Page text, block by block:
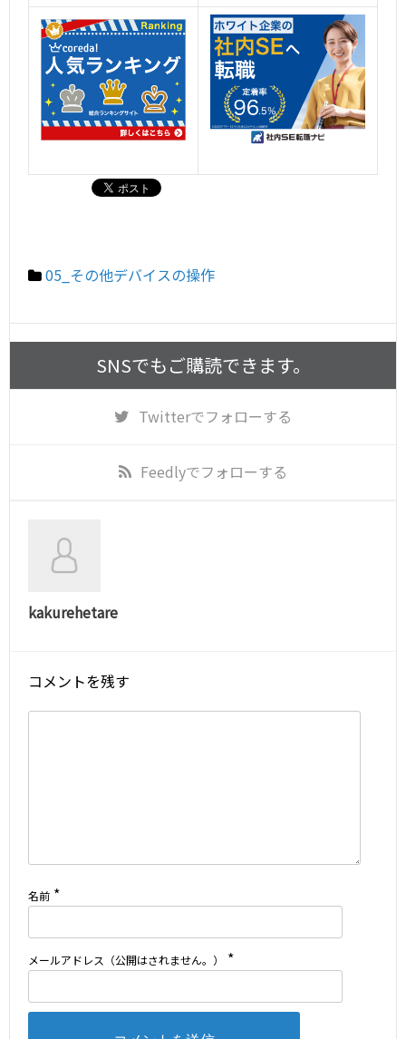
05_その他デバイスの操作
SNSでもご購読できます。
Twitterでフォローする
Feedlyでフォローする
kakurehetare
コメントを残す
名前 *
メールアドレス（公開はされません。） *